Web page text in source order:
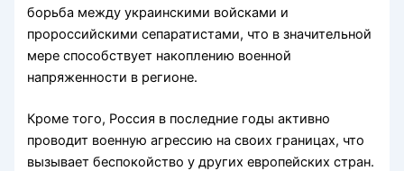
борьба между украинскими войсками и
пророссийскими сепаратистами, что в значительной
мере способствует накоплению военной
напряженности в регионе.
Кроме того, Россия в последние годы активно
проводит военную агрессию на своих границах, что
вызывает беспокойство у других европейских стран.